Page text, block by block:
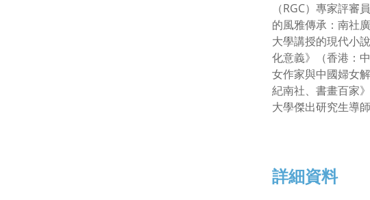
（RGC）專家評
的風雅傳承：南社
大學講授的現代小
化意義》（香港：
女作家與中國婦女
紀南社、書畫百家
大學傑出研究生導師
詳細資料